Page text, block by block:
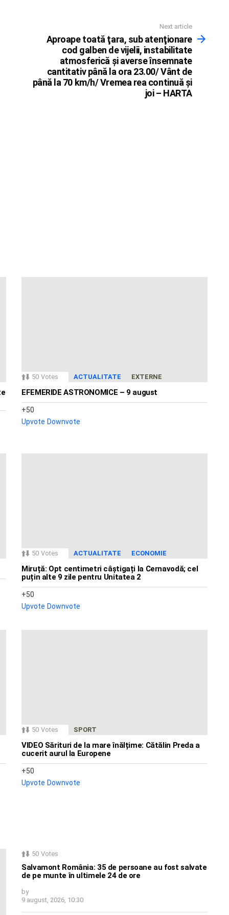
Next article
Aproape toată ţara, sub atenţionare
cod galben de vijelii, instabilitate
atmosferică şi averse însemnate
cantitativ până la ora 23.00/ Vânt de
până la 70 km/h/ Vremea rea continuă şi
joi – HARTA
50 Votes ACTUALITATE EXTERNE
EFEMERIDE ASTRONOMICE – 9 august
50
Upvote Downvote
50 Votes ACTUALITATE ECONOMIE
Miruță: Opt centimetri câștigați la Cernavodă; cel
puțin alte 9 zile pentru Unitatea 2
50
Upvote Downvote
50 Votes SPORT
VIDEO Sărituri de la mare înălțime: Cătălin Preda a
cucerit aurul la Europene
50
Upvote Downvote
50 Votes
Salvamont România: 35 de persoane au fost salvate
de pe munte în ultimele 24 de ore
by
9 august, 2026, 10:30